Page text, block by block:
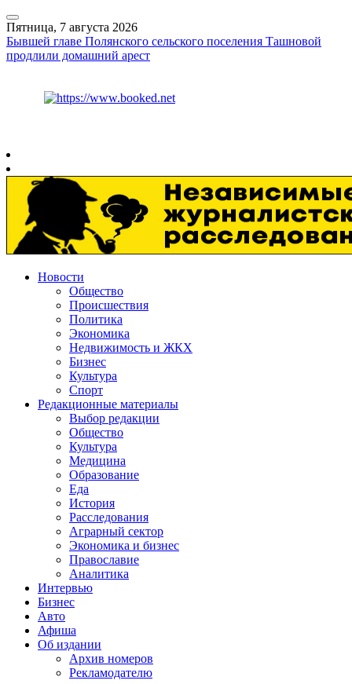
Пятница, 7 августа 2026
Бывшей главе Полянского сельского поселения Ташновой
продлили домашний арест
Новости
Общество
Происшествия
Политика
Экономика
Недвижимость и ЖКХ
Бизнес
Культура
Спорт
Редакционные материалы
Выбор редакции
Общество
Культура
Медицина
Образование
Еда
История
Расследования
Аграрный сектор
Экономика и бизнес
Православие
Аналитика
Интервью
Бизнес
Авто
Афиша
Об издании
Архив номеров
Рекламодателю